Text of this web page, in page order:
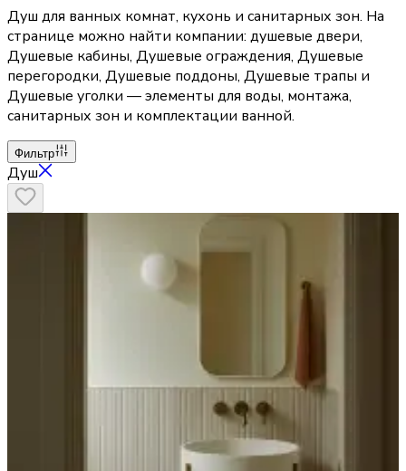
Душ для ванных комнат, кухонь и санитарных зон. На
странице можно найти компании: душевые двери,
Душевые кабины, Душевые ограждения, Душевые
перегородки, Душевые поддоны, Душевые трапы и
Душевые уголки — элементы для воды, монтажа,
санитарных зон и комплектации ванной.
Фильтр
Душ